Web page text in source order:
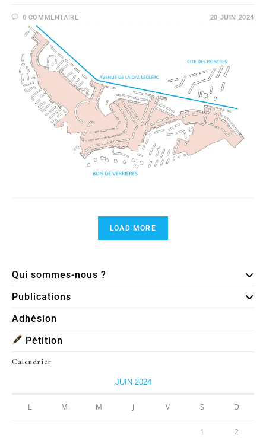
0 COMMENTAIRE 20 JUIN 2024
LOAD MORE
Qui sommes-nous ?
Publications
Adhésion
Pétition
Calendrier
JUIN 2024
L M M J V S D
1 2